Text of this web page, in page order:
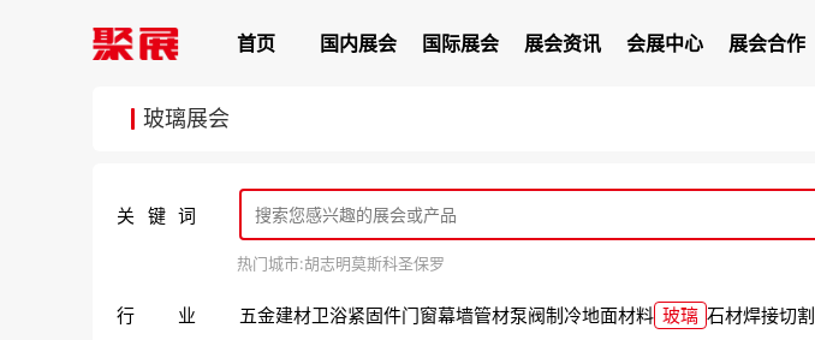
首页 国内展会 国际展会 展会资讯 会展中心 展会合作
玻璃展会
关键词
热门城市:胡志明莫斯科圣保罗
行业 五金建材卫浴紧固件门窗幕墙管材泵阀制冷地面材料 玻璃 石材焊接切割